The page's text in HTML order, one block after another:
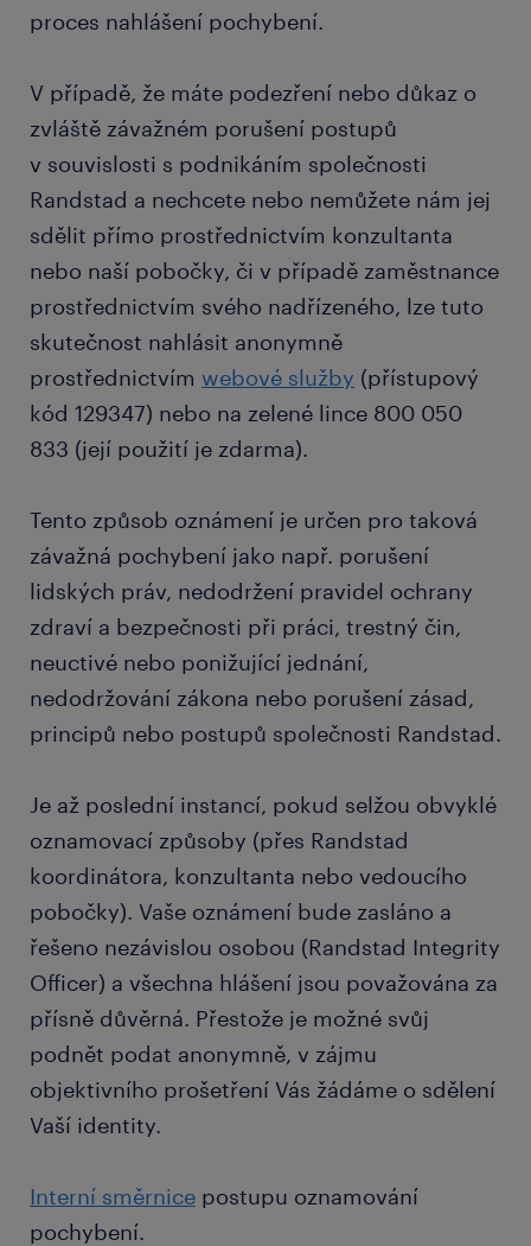
proces nahlášení pochybení.
V případě, že máte podezření nebo důkaz o
zvláště závažném porušení postupů
v souvislosti s podnikáním společnosti
Randstad a nechcete nebo nemůžete nám jej
sdělit přímo prostřednictvím konzultanta
nebo naší pobočky, či v případě zaměstnance
prostřednictvím svého nadřízeného, lze tuto
skutečnost nahlásit anonymně
prostřednictvím webové služby (přístupový
kód 129347) nebo na zelené lince 800 050
833 (její použití je zdarma).
Tento způsob oznámení je určen pro taková
závažná pochybení jako např. porušení
lidských práv, nedodržení pravidel ochrany
zdraví a bezpečnosti při práci, trestný čin,
neuctivé nebo ponižující jednání,
nedodržování zákona nebo porušení zásad,
principů nebo postupů společnosti Randstad.
Je až poslední instancí, pokud selžou obvyklé
oznamovací způsoby (přes Randstad
koordinátora, konzultanta nebo vedoucího
pobočky). Vaše oznámení bude zasláno a
řešeno nezávislou osobou (Randstad Integrity
Officer) a všechna hlášení jsou považována za
přísně důvěrná. Přestože je možné svůj
podnět podat anonymně, v zájmu
objektivního prošetření Vás žádáme o sdělení
Vaší identity.
Interní směrnice postupu oznamování
pochybení.